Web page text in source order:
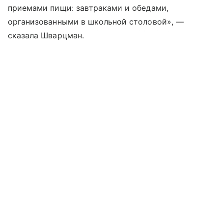
приемами пищи: завтраками и обедами,
организованными в школьной столовой», —
сказала Шварцман.